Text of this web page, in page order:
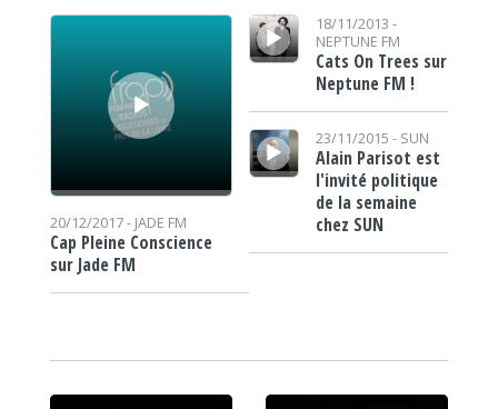
Lecteur audio
20/12/2017 - JADE FM
Cap Pleine Conscience
sur Jade FM
Lecteur audio18/11/2013 -
NEPTUNE FM
Cats On Trees sur
Neptune FM !
Lecteur audio
23/11/2015 - SUN
Alain Parisot est
l'invité politique
de la semaine
chez SUN